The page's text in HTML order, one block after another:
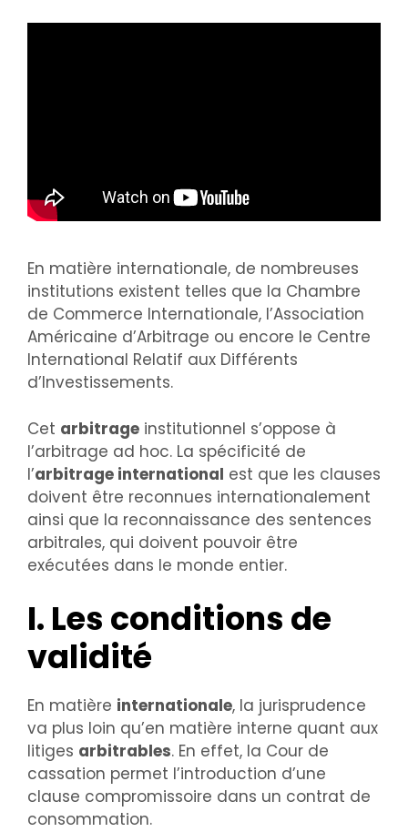
En matière internationale, de nombreuses
institutions existent telles que la Chambre
de Commerce Internationale, l’Association
Américaine d’Arbitrage ou encore le Centre
International Relatif aux Différents
d’Investissements.
Cet arbitrage institutionnel s’oppose à
l’arbitrage ad hoc. La spécificité de
l’arbitrage international est que les clauses
doivent être reconnues internationalement
ainsi que la reconnaissance des sentences
arbitrales, qui doivent pouvoir être
exécutées dans le monde entier.
I. Les conditions de
validité
En matière internationale, la jurisprudence
va plus loin qu’en matière interne quant aux
litiges arbitrables. En effet, la Cour de
cassation permet l’introduction d’une
clause compromissoire dans un contrat de
consommation.